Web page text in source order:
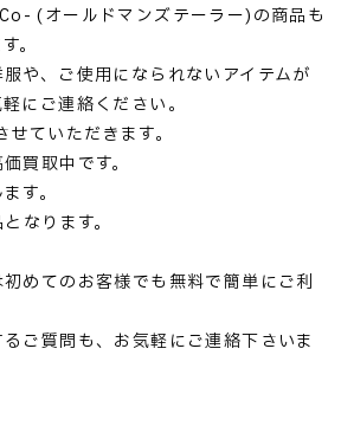
(オールドマンズテーラー)の商品も
。
や、ご使用になられないアイテムが
にご連絡ください。
ていただきます。
買取中です。
す。
なります。
めてのお客様でも無料で簡単にご利
ご質問も、お気軽にご連絡下さいま